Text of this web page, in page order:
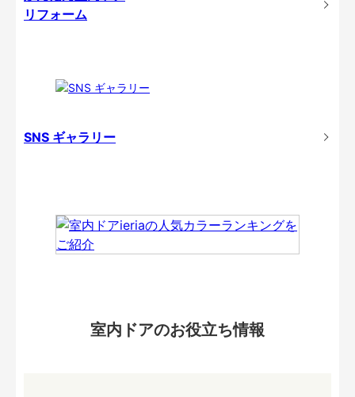
リフォーム
SNS ギャラリー
室内ドアのお役立ち情報